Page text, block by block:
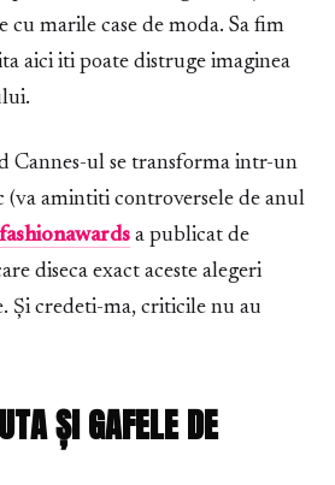
cu marile case de moda. Sa fim
aici iti poate distruge imaginea
Cannes-ul se transforma intr-un
(va amintiti controversele de anul
a publicat de
diseca exact aceste alegeri
Și credeti-ma, criticile nu au
ȘI GAFELE DE